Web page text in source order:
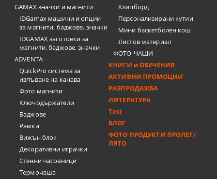
GAMAX значки и магнити
IDGamax машини и опции
за магнити, баджове, значки
IDGAMAX заготовки за
магнити, баджове, значки
ADVENTA
QuickPro система за
изпъване на канава
Фото магнити
Ключодържатели
Баджове
Рамки
Вижън блок
Декоративни играчки
Стенни часовници
Термочашa
Клипборд
Персонализирани кутии
Мини баскетболен кош
Листов материал
ФОТО-ЧАШИ
КНИГИ и ОБУЧЕНИЯ
АКТИВНИ ПРОМОЦИИ
РАЗПРОДАЖБА
ЛИТЕРАТУРА
Test
БЛОГ
ФОТО ПРОДУКТИ ПРОЛЕТ/
ЛЯТО